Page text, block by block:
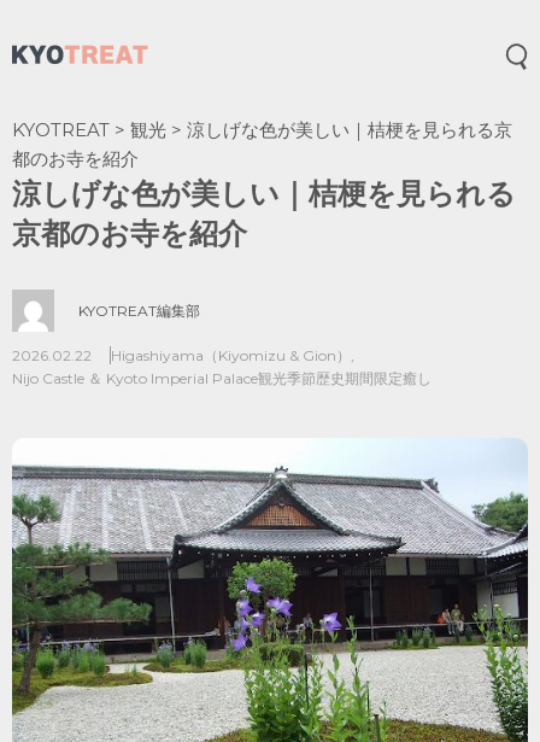
メ
KYOTREAT > 観光 > 涼しげな色が美しい｜桔梗を見られる京
都のお寺を紹介
涼しげな色が美しい｜桔梗を見られる
京都のお寺を紹介
KYOTREAT編集部
2026.02.22 Higashiyama（Kiyomizu & Gion） ,
Nijo Castle ＆ Kyoto Imperial Palace観光季節歴史期間限定癒し